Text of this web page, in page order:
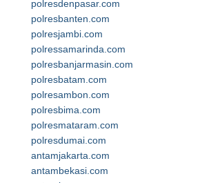
polresdenpasar.com
polresbanten.com
polresjambi.com
polressamarinda.com
polresbanjarmasin.com
polresbatam.com
polresambon.com
polresbima.com
polresmataram.com
polresdumai.com
antamjakarta.com
antambekasi.com